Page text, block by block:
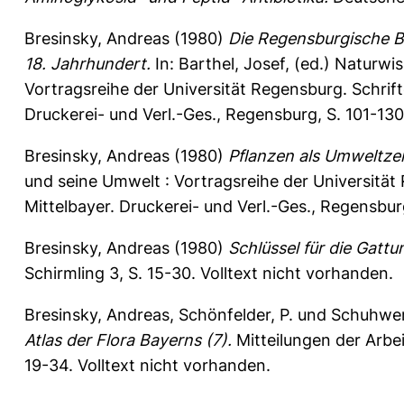
Bresinsky, Andreas (1980) Die Regensburgische
18. Jahrhundert. In: Barthel, Josef, (ed.)
Vortragsreihe der Universität Regensburg.
Druckerei- und Verl.-Ges., Regensburg, S. 101-
Bresinsky, Andreas (1980) Pflanzen als
und seine Umwelt : Vortragsreihe der Universität
Mittelbayer. Druckerei- und Verl.-Ges.,
Bresinsky, Andreas (1980) Schlüssel für die
Schirmling 3, S. 15-30. Volltext nicht vorhanden.
Bresinsky, Andreas, Schönfelder, P. und
Atlas der Flora Bayerns (7). Mitteilungen der
19-34. Volltext nicht vorhanden.